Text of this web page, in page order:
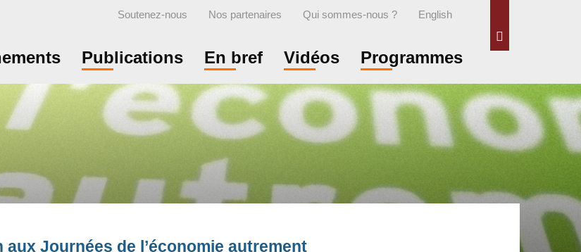
Soutenez-nous Nos partenaires Qui sommes-nous ? English
Publications En bref Vidéos Programmes
aux Journées de l’économie autrement